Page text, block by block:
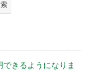
きるようになりま